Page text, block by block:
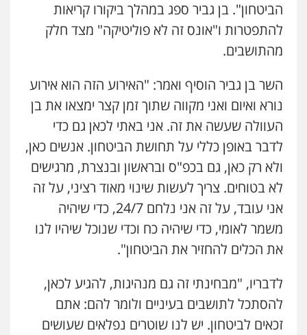
הביטחון". בן גביר ספג במהלך ביקורו קריאות
להתפטרות ו"אונס זה לא פוליטיקה" מצד חלק
מהתושבים.
השר בן גביר הוסיף ואמר: "האירוע הזה הוא אירוע
נורא ואיום ואני מקווה שתוך זמן קצר ימצאו את בן
העוולה שעשה את זה. אני באתי לכאן גם כדי
לדבר באופן כללי על תחושת הביטחון. אנשים כאן,
ולא רק כאן, גם בכפ"ס ובראשון ובנצרת, מרגישים
לא בטוחים. צריך לעשות שינוי מאוד רציני, על זה
אני עובד, על זה אני נלחם 24/7, כדי שיהיה
משמר לאומי, כדי שיהיה כח וכדי שנוכל שיהיו לנו
את הכלים להחזיר את הביטחון".
לדבריו, "מבחינתי זה גם מנהיגות, להגיע לכאן,
להסתכל לתושבים בעיניים ולומר להם: אתם
זכאים לביטחון. יש לנו שוטרים נפלאים שעושים